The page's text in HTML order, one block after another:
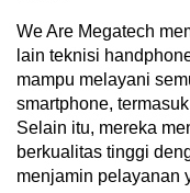
We Are Megatech
lain teknisi
mampu melayani
smartphone,
Selain itu, mereka
berkualitas tinggi
menjamin pelayanan